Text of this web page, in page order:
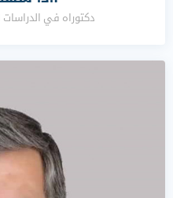
دكتوراه في